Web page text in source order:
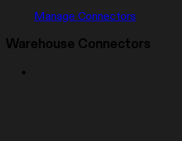
Manage Connectors
Warehouse Connectors